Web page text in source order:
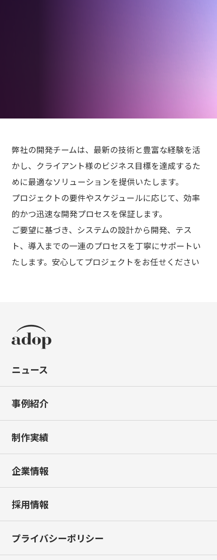
弊社の開発チームは、最新の技術と豊富な経験を活
かし、クライアント様のビジネス目標を達成するた
めに最適なソリューションを提供いたします。
プロジェクトの要件やスケジュールに応じて、効率
的かつ迅速な開発プロセスを保証します。
ご要望に基づき、システムの設計から開発、テス
ト、導入までの一連のプロセスを丁寧にサポートい
たします。安心してプロジェクトをお任せください
ニュース
事例紹介
制作実績
企業情報
採用情報
プライバシーポリシー